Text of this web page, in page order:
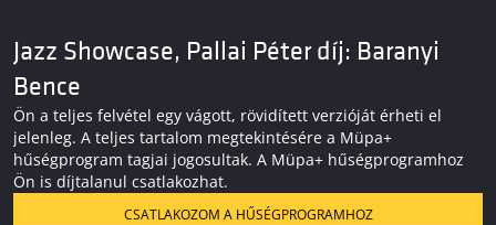
Jazz Showcase, Pallai Péter díj: Baranyi
Bence
Ön a teljes felvétel egy vágott, rövidített verzióját érheti el
jelenleg. A teljes tartalom megtekintésére a Müpa+
hűségprogram tagjai jogosultak. A Müpa+ hűségprogramhoz
Ön is díjtalanul csatlakozhat.
CSATLAKOZOM A HŰSÉGPROGRAMHOZ